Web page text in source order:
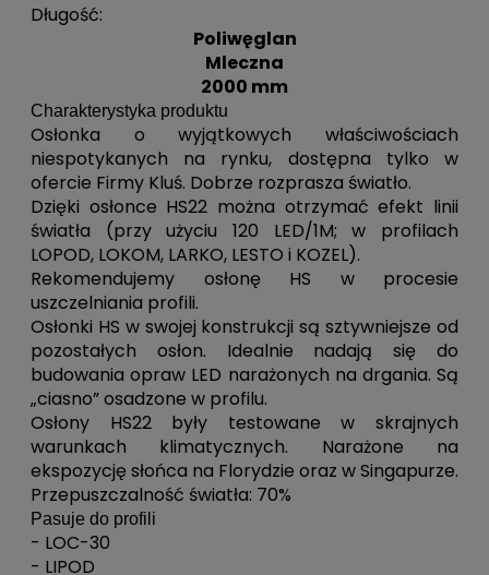
Długość:
Poliwęglan
Mleczna
2000 mm
Charakterystyka produktu
Osłonka o wyjątkowych właściwościach
niespotykanych na rynku, dostępna tylko w
ofercie Firmy Kluś. Dobrze rozprasza światło.
Dzięki osłonce HS22 można otrzymać efekt linii
światła (przy użyciu 120 LED/1M; w profilach
LOPOD, LOKOM, LARKO, LESTO i KOZEL).
Rekomendujemy osłonę HS w procesie
uszczelniania profili.
Osłonki HS w swojej konstrukcji są sztywniejsze od
pozostałych osłon. Idealnie nadają się do
budowania opraw LED narażonych na drgania. Są
„ciasno” osadzone w profilu.
Osłony HS22 były testowane w skrajnych
warunkach klimatycznych. Narażone na
ekspozycję słońca na Florydzie oraz w Singapurze.
Przepuszczalność światła: 70%
Pasuje do profili
- LOC-30
- LIPOD